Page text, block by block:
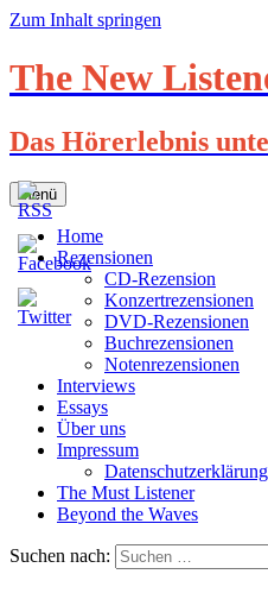
Zum Inhalt springen
The New
Das Hörerlebnis
Menü
Home
Rezensionen
CD-Rezension
Konzertrezensionen
DVD-Rezensionen
Buchrezensionen
Notenrezensionen
Interviews
Essays
Über uns
Impressum
Datenschutzerklärung
The Must Listener
Beyond the Waves
Suchen nach: